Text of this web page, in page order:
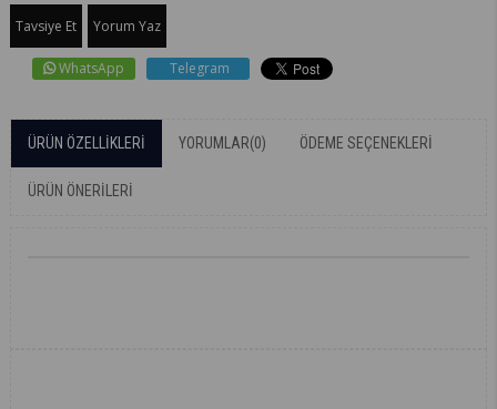
Tavsiye Et Yorum Yaz
WhatsApp Telegram
ÜRÜN ÖZELLIKLERI YORUMLAR(0) ÖDEME SEÇENEKLERI
ÜRÜN ÖNERILERI